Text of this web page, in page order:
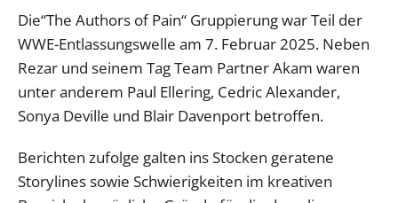
Die“The Authors of Pain“ Gruppierung war Teil der
WWE-Entlassungswelle am 7. Februar 2025. Neben
Rezar und seinem Tag Team Partner Akam waren
unter anderem Paul Ellering, Cedric Alexander,
Sonya Deville und Blair Davenport betroffen.
Berichten zufolge galten ins Stocken geratene
Storylines sowie Schwierigkeiten im kreativen